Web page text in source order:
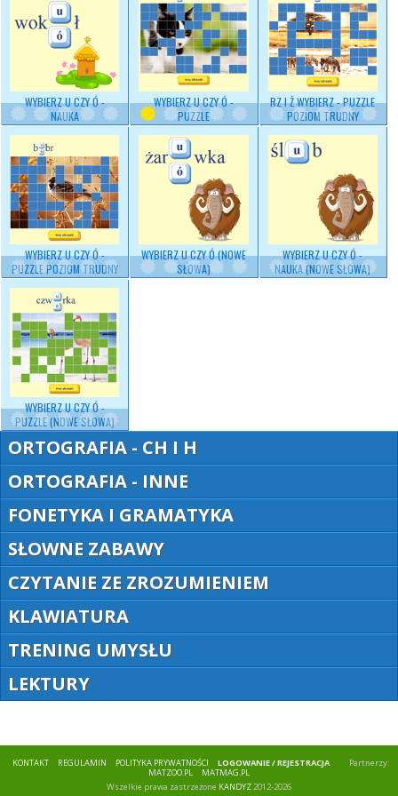
WYBIERZ U CZY Ó -
NAUKA
WYBIERZ U CZY Ó -
PUZZLE
RZ I Ż WYBIERZ - PUZZLE
POZIOM TRUDNY
WYBIERZ U CZY Ó -
PUZZLE POZIOM TRUDNY
WYBIERZ U CZY Ó (NOWE
SŁOWA)
WYBIERZ U CZY Ó -
NAUKA (NOWE SŁOWA)
WYBIERZ U CZY Ó -
PUZZLE (NOWE SŁOWA)
ORTOGRAFIA - CH I H
ORTOGRAFIA - INNE
FONETYKA I GRAMATYKA
SŁOWNE ZABAWY
CZYTANIE ZE ZROZUMIENIEM
KLAWIATURA
TRENING UMYSŁU
LEKTURY
KONTAKT REGULAMIN POLITYKA PRYWATNOŚCI LOGOWANIE / REJESTRACJA
Partnerzy:
MATZOO.PL
MATMAG.PL
Wszelkie prawa zastrzeżone KANDYZ2012-2026